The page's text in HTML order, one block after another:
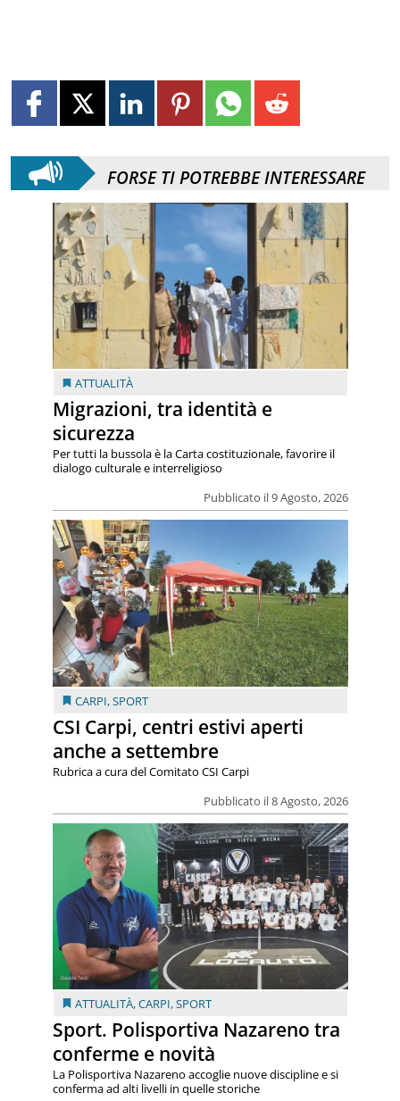
FORSE TI POTREBBE INTERESSARE
ATTUALITÀ
Migrazioni, tra identità e
sicurezza
Pubblicato il 9 Agosto, 2026
Per tutti la bussola è la Carta costituzionale, favorire il
dialogo culturale e interreligioso
CARPI,SPORT
CSI Carpi, centri estivi aperti
anche a settembre
Pubblicato il 8 Agosto, 2026
Rubrica a cura del Comitato CSI Carpi
ATTUALITÀ,CARPI,SPORT
Sport. Polisportiva Nazareno tra
conferme e novità
La Polisportiva Nazareno accoglie nuove discipline e si
conferma ad alti livelli in quelle storiche